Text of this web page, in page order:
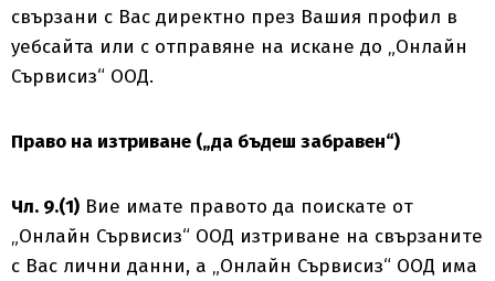
свързани с Вас директно през Вашия профил в
уебсайта или с отправяне на искане до „Онлайн
Сървисиз“ ООД.
Право на изтриване („да бъдеш забравен“)
Чл. 9.(1) Вие имате правото да поискате от
„Онлайн Сървисиз“ ООД изтриване на свързаните
с Вас лични данни, а „Онлайн Сървисиз“ ООД има